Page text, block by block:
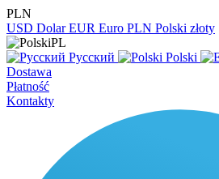
PLN
USD Dolar EUR Euro PLN Polski złoty
PL
Русский
Polski
Dostawa
Płatność
Kontakty